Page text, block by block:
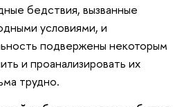
бедствия, вызванные
условиями, и
подвержены некоторым
и проанализировать их
трудно.